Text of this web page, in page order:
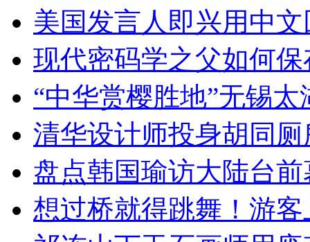
美国发言人即兴用中
现代密码学之父如何
“中华赏樱胜地”无锡
清华设计师投身胡同
盘点韩国瑜访大陆台
想过桥就得跳舞！游客